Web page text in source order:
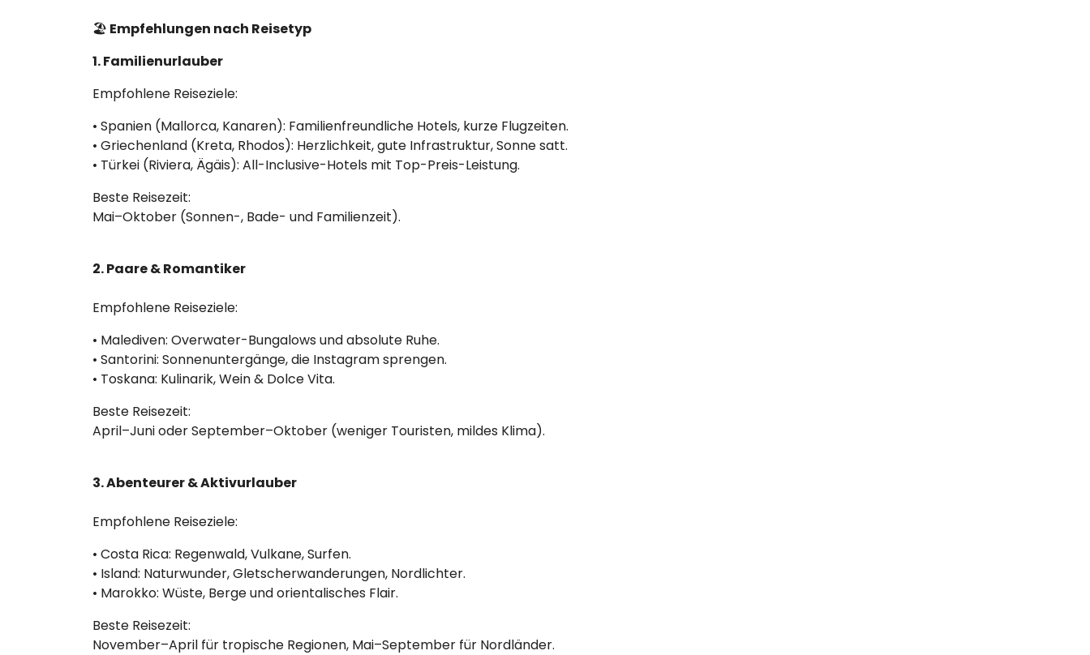
🏖️ Empfehlungen nach Reisetyp
1. Familienurlauber
Empfohlene Reiseziele:
• Spanien (Mallorca, Kanaren): Familienfreundliche Hotels, kurze Flugzeiten.
• Griechenland (Kreta, Rhodos): Herzlichkeit, gute Infrastruktur, Sonne satt.
• Türkei (Riviera, Ägäis): All-Inclusive-Hotels mit Top-Preis-Leistung.
Beste Reisezeit:
Mai–Oktober (Sonnen-, Bade- und Familienzeit).
2. Paare & Romantiker
Empfohlene Reiseziele:
• Malediven: Overwater-Bungalows und absolute Ruhe.
• Santorini: Sonnenuntergänge, die Instagram sprengen.
• Toskana: Kulinarik, Wein & Dolce Vita.
Beste Reisezeit:
April–Juni oder September–Oktober (weniger Touristen, mildes Klima).
3. Abenteurer & Aktivurlauber
Empfohlene Reiseziele:
• Costa Rica: Regenwald, Vulkane, Surfen.
• Island: Naturwunder, Gletscherwanderungen, Nordlichter.
• Marokko: Wüste, Berge und orientalisches Flair.
Beste Reisezeit:
November–April für tropische Regionen, Mai–September für Nordländer.